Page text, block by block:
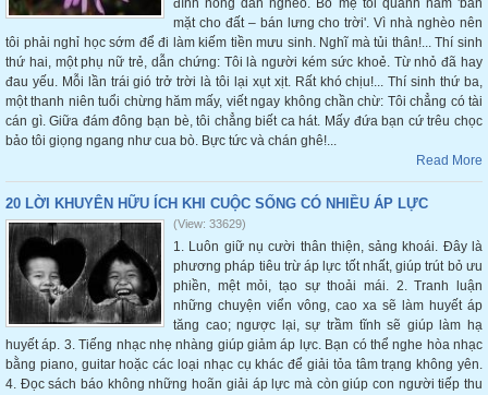
đình nông dân nghèo. Bố mẹ tôi quanh năm 'bán
mặt cho đất – bán lưng cho trời'. Vì nhà nghèo nên
tôi phải nghỉ học sớm để đi làm kiếm tiền mưu sinh. Nghĩ mà tủi thân!... Thí sinh
thứ hai, một phụ nữ trẻ, dẫn chứng: Tôi là người kém sức khoẻ. Từ nhỏ đã hay
đau yếu. Mỗi lần trái gió trở trời là tôi lại xụt xịt. Rất khó chịu!... Thí sinh thứ ba,
một thanh niên tuổi chừng hăm mấy, viết ngay không chần chừ: Tôi chẳng có tài
cán gì. Giữa đám đông bạn bè, tôi chẳng biết ca hát. Mấy đứa bạn cứ trêu chọc
bảo tôi giọng ngang như cua bò. Bực tức và chán ghê!...
Read More
20 LỜI KHUYÊN HỮU ÍCH KHI CUỘC SỐNG CÓ NHIỀU ÁP LỰC
(View: 33629)
1. Luôn giữ nụ cười thân thiện, sảng khoái. Đây là
phương pháp tiêu trừ áp lực tốt nhất, giúp trút bỏ ưu
phiền, mệt mỏi, tạo sự thoải mái. 2. Tranh luận
những chuyện viển vông, cao xa sẽ làm huyết áp
tăng cao; ngược lại, sự trầm tĩnh sẽ giúp làm hạ
huyết áp. 3. Tiếng nhạc nhẹ nhàng giúp giảm áp lực. Bạn có thể nghe hòa nhạc
bằng piano, guitar hoặc các loại nhạc cụ khác để giải tỏa tâm trạng không yên.
4. Đọc sách báo không những hoãn giải áp lực mà còn giúp con người tiếp thu